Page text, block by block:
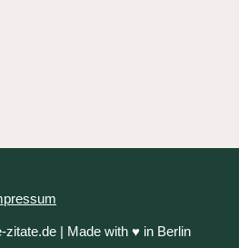
zitate.de | Made with ♥ in Berlin